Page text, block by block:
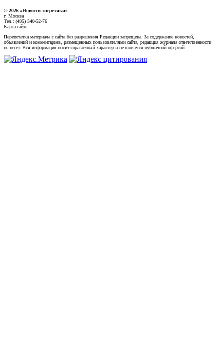
© 2026 «Новости энеретики»
г. Москва
Тел.: (495) 540-52-76
Карта сайта
Перепечатка материала с сайта без разрешения Редакции запрещена. За содержание новостей,
объявлений и комментариев, размещенных пользователями сайта, редакция журнала ответственности
не несет. Вся информация носит справочный характер и не является публичной офертой.